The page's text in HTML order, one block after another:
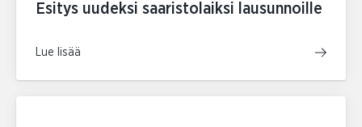
Esitys uudeksi saaristolaiksi lausunnoille
Lue lisää